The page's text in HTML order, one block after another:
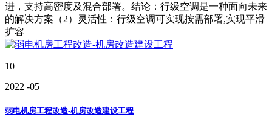
进，支持高密度及混合部署。结论：行级空调是一种面向未来
的解决方案（2）灵活性：行级空调可实现按需部署,实现平滑
扩容
10
2022 -05
弱电机房工程改造-机房改造建设工程